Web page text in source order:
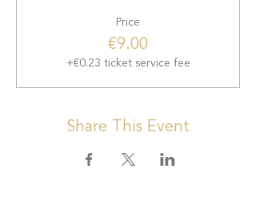
Price
€9.00
+€0.23 ticket service fee
Share This Event